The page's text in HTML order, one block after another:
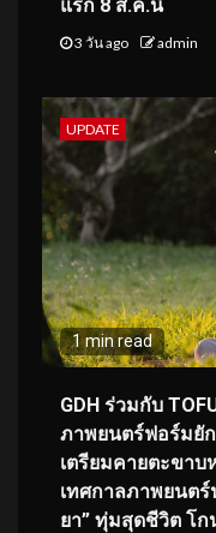
แรก 8 ส.ค.นี้
3 วัน ago admin
UPDATE
1 min read
GDH ร่วมกับ
ภาพยนตร์ฟอร์มยัก
เตรียมคายตะขา
เทศกาลภาพยนต
ยา” ทุ่มสุดชีวิต โ